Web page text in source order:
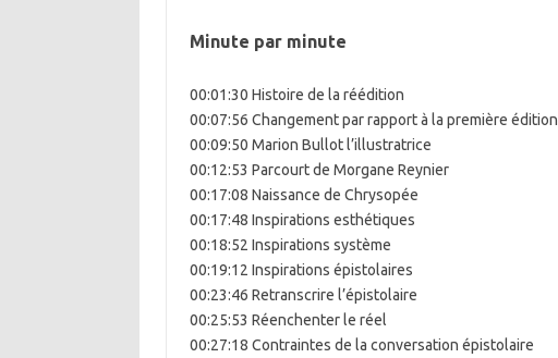
Minute par minute
00:01:30 Histoire de la réédition
00:07:56 Changement par rapport à la première édition
00:09:50 Marion Bullot l’illustratrice
00:12:53 Parcourt de Morgane Reynier
00:17:08 Naissance de Chrysopée
00:17:48 Inspirations esthétiques
00:18:52 Inspirations système
00:19:12 Inspirations épistolaires
00:23:46 Retranscrire l’épistolaire
00:25:53 Réenchenter le réel
00:27:18 Contraintes de la conversation épistolaire